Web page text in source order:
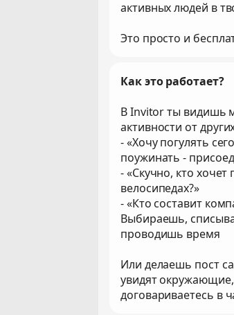
активных людей в
Это просто и
Как это работает?
В Invitor ты видишь
активности от
- «Хочу погулять
поужинать -
- «Скучно, кто хочет
велосипедах?»
- «Кто составит
Выбираешь,
проводишь время
Или делаешь пост
увидят
договариваетесь в